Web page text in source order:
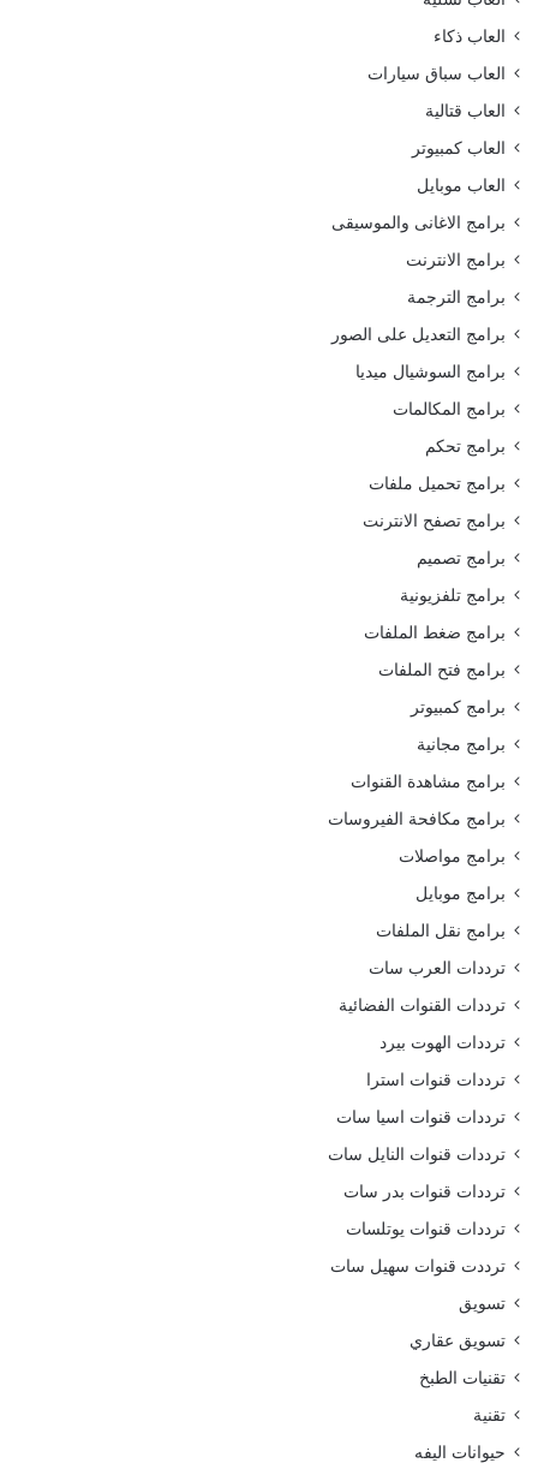
العاب ذكاء
العاب سباق سيارات
العاب قتالية
العاب كمبيوتر
العاب موبايل
برامج الاغانى والموسيقى
برامج الانترنت
برامج الترجمة
برامج التعديل على الصور
برامج السوشيال ميديا
برامج المكالمات
برامج تحكم
برامج تحميل ملفات
برامج تصفح الانترنت
برامج تصميم
برامج تلفزيونية
برامج ضغط الملفات
برامج فتح الملفات
برامج كمبيوتر
برامج مجانية
برامج مشاهدة القنوات
برامج مكافحة الفيروسات
برامج مواصلات
برامج موبايل
برامج نقل الملفات
ترددات العرب سات
ترددات القنوات الفضائية
ترددات الهوت بيرد
ترددات قنوات استرا
ترددات قنوات اسيا سات
ترددات قنوات النايل سات
ترددات قنوات بدر سات
ترددات قنوات يوتلسات
ترددت قنوات سهيل سات
تسويق
تسويق عقاري
تقنيات الطبخ
تقنية
حيوانات اليفه